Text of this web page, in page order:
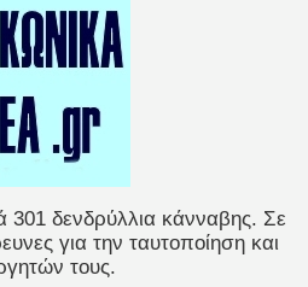
301 δενδρύλλια κάνναβης. Σε
για την ταυτοποίηση και
τους.